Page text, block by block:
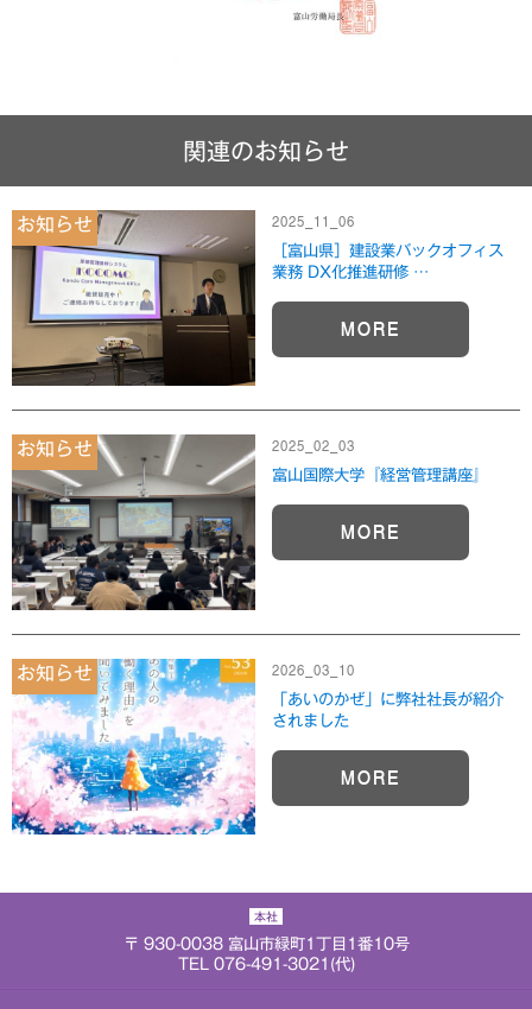
関連のお知らせ
お知らせ 2025_11_06
［富山県］建設業バックオフィス
業務 DX化推進研修 …
MORE
お知らせ 2025_02_03
富山国際大学『経営管理講座』
MORE
お知らせ 2026_03_10
「あいのかぜ」に弊社社長が紹介
されました
MORE
本社
〒 930-0038 富山市緑町1丁目1番10号
TEL 076-491-3021(代)